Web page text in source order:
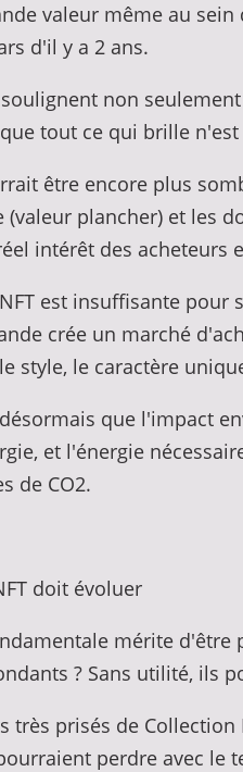
valeur même au
d'il y a 2 ans.
non
tout ce qui brille
être encore plus
(valeur plancher) et les
intérêt des acheteurs
est insuffisante
crée un marché
style, le caractère
que l'impact
et l'énergie
de CO2.
doit évoluer
mérite d'être
? Sans utilité, ils
très prisés de
perdre avec